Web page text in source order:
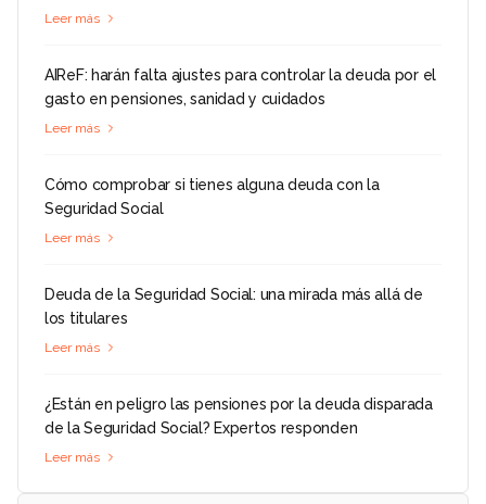
Leer más
AIReF: harán falta ajustes para controlar la deuda por el
gasto en pensiones, sanidad y cuidados
Leer más
Cómo comprobar si tienes alguna deuda con la
Seguridad Social
Leer más
Deuda de la Seguridad Social: una mirada más allá de
los titulares
Leer más
¿Están en peligro las pensiones por la deuda disparada
de la Seguridad Social? Expertos responden
Leer más